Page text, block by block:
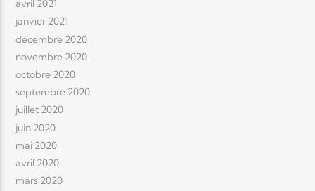
avril 2021
janvier 2021
décembre 2020
novembre 2020
octobre 2020
septembre 2020
juillet 2020
juin 2020
mai 2020
avril 2020
mars 2020